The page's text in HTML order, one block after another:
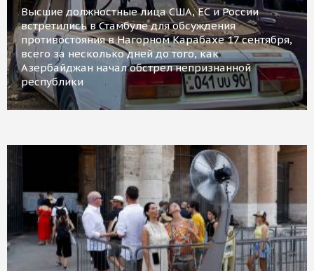
Высшие должностные лица США, ЕС и России
встретились в Стамбуле для обсуждения
противостояния в Нагорном Карабахе 17 сентября,
всего за несколько дней до того, как
Азербайджан начал обстрел непризнанной
республики